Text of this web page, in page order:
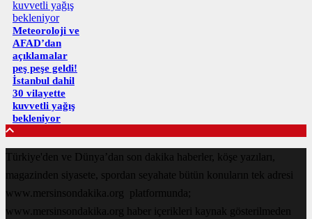
Meteoroloji ve
AFAD’dan
açıklamalar
peş peşe geldi!
İstanbul dahil
30 vilayette
kuvvetli yağış
bekleniyor
Türkiye'den ve Dünya’dan son dakika haberler, köşe yazıları,
magazinden siyasete, spordan seyahate bütün konuların tek adresi
www.mersinsondakika.org platformunda;
www.mersinsondakika.org haber içerikleri kaynak gösterilmeden